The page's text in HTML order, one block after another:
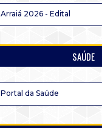
Arraiá 2026 - Edital
SAÚDE
Portal da Saúde